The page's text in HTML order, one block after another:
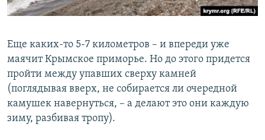
Еще каких-то 5-7 километров – и впереди уже
маячит Крымское приморье. Но до этого придется
пройти между упавших сверху камней
(поглядывая вверх, не собирается ли очередной
камушек навернуться, – а делают это они каждую
зиму, разбивая тропу).